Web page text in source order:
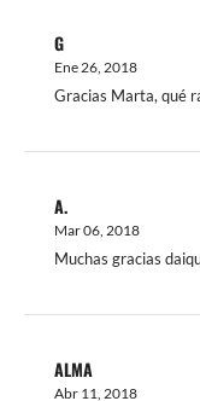
G
Ene 26, 2018
Gracias Marta, qué
A.
Mar 06, 2018
Muchas gracias
ALMA
Abr 11, 2018